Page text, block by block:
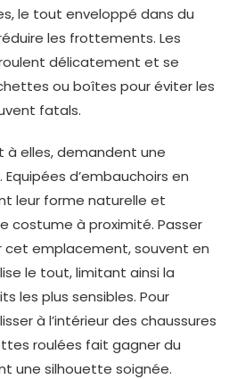
le tout enveloppé dans du
les frottements. Les
délicatement et se
ou boîtes pour éviter les
fatals.
à elles, demandent une
d’embauchoirs en
leur forme naturelle et
costume à proximité. Passer
emplacement, souvent en
le tout, limitant ainsi la
les plus sensibles. Pour
à l’intérieur des chaussures
roulées fait gagner du
une silhouette soignée.